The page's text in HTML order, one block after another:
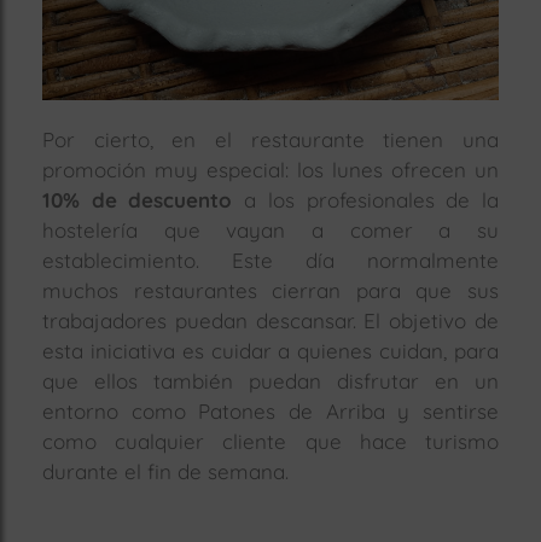
Por cierto, en el restaurante tienen una
promoción muy especial: los lunes ofrecen un
10% de descuento a los profesionales de la
hostelería que vayan a comer a su
establecimiento. Este día normalmente
muchos restaurantes cierran para que sus
trabajadores puedan descansar. El objetivo de
esta iniciativa es cuidar a quienes cuidan, para
que ellos también puedan disfrutar en un
entorno como Patones de Arriba y sentirse
como cualquier cliente que hace turismo
durante el fin de semana.